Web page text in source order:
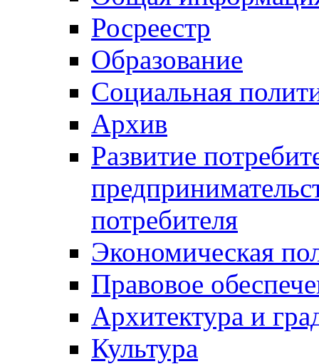
Росреестр
Образование
Социальная
Архив
Развитие
потребителя
Экономическая
Правовое
Архитектура и
Культура